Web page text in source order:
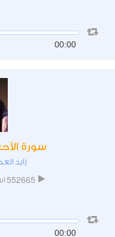
00:00
سورة
زايد
552665
00:00